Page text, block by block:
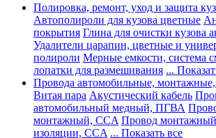
Полировка, ремонт, уход и защита
Автополироли для кузова цветные
покрытия Глина для очистки кузова
Удалители царапин, цветные и
полироли Мерные емкости, система
лопатки для размешивания ...
Провода автомобильные, монтажные,
Витая пара Акустический кабель
автомобильный медный, ПГВА
монтажный, CCA Провод
изоляции, CCA ... Показать все